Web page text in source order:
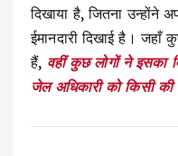
दिखाया है, जितना उन्होंने
ईमानदारी दिखाई है। जहाँ
हैं, वहीं कुछ लोगों ने इसका
जेल अधिकारी को किसी